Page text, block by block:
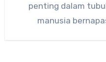
penting dalam
manusia